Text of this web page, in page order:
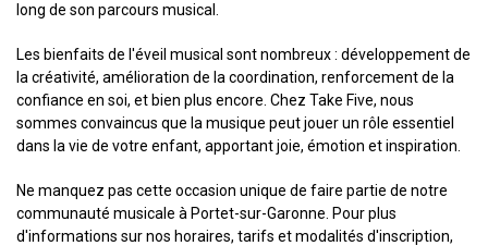
long de son parcours musical.
Les bienfaits de l'éveil musical sont nombreux : développement de
la créativité, amélioration de la coordination, renforcement de la
confiance en soi, et bien plus encore. Chez Take Five, nous
sommes convaincus que la musique peut jouer un rôle essentiel
dans la vie de votre enfant, apportant joie, émotion et inspiration.
Ne manquez pas cette occasion unique de faire partie de notre
communauté musicale à Portet-sur-Garonne. Pour plus
d'informations sur nos horaires, tarifs et modalités d'inscription,